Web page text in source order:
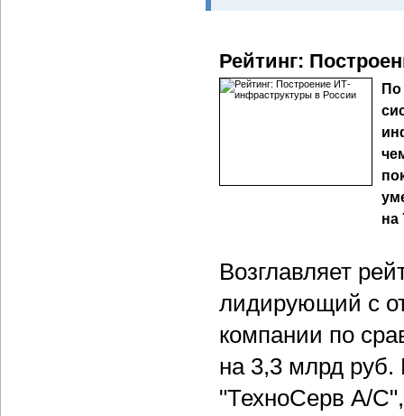
Рейтинг:
По
на
Возглавляет
лидирующий с
компании по
на 3,3 млрд руб.
"ТехноСерв А/С",